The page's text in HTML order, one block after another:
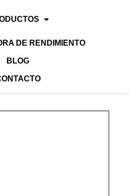
DE RENDIMIENTO
BLOG